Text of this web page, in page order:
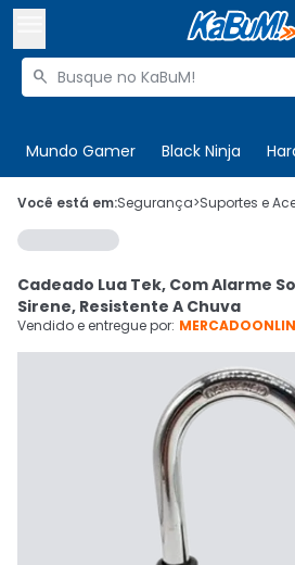
Buscar produtos

Mundo Gamer Black Ninja
 Olá. Acesse sua conta
 Departamentos
 Cupons
Ativar tradutor em libras
CADASTRE-SE
Você está em:Segurança>Suportes e
Cadeado Lua Tek, Com Alarme
Sirene, Resistente A Chuva
Vendido e entregue por: